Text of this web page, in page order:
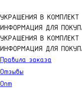
УКРАШЕНИЯ В КОМПЛЕКТ
ИНФОРМАЦИЯ ДЛЯ
УКРАШЕНИЯ В КОМПЛЕКТ
ИНФОРМАЦИЯ ДЛЯ
Правила заказа
Отзывы
Опт